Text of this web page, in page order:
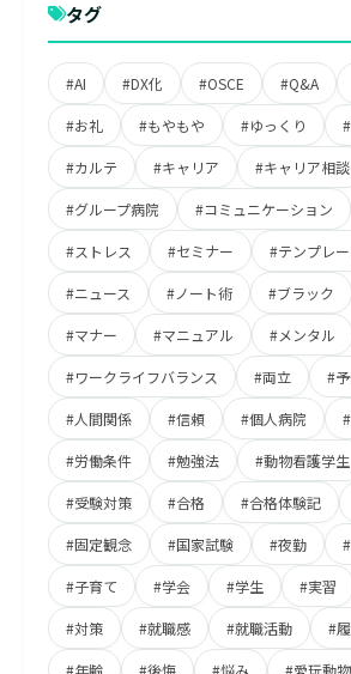
タグ
#AI #DX化 #OSCE #Q&A
#お礼 #もやもや #ゆっくり
#カルテ #キャリア #キャリア相談
#グループ病院 #コミュニケーション
#ストレス #セミナー #テンプレー
#ニュース #ノート術 #ブラック
#マナー #マニュアル #メンタル
#ワークライフバランス #両立 #
#人間関係 #信頼 #個人病院
#労働条件 #勉強法 #動物看護学生
#受験対策 #合格 #合格体験記
#固定観念 #国家試験 #夜勤
#子育て #学会 #学生 #実習
#対策 #就職感 #就職活動 #
#年齢 #後悔 #悩み #愛玩動